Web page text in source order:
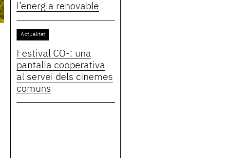
l’energia renovable
Actualitat
Festival CO-: una
pantalla cooperativa
al servei dels cinemes
comuns